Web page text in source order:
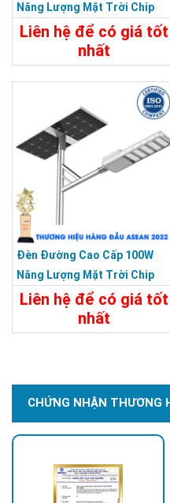
Năng Lượng Mặt Trời Chip
Led Bridgelux Siêu Sáng
Liên hệ để có giá tốt
nhất
Đèn Đường Cao Cấp 100W
Năng Lượng Mặt Trời Chip
Led Bridgelux Siêu Sáng
Liên hệ để có giá tốt
nhất
CHỨNG NHẬN THƯƠNG